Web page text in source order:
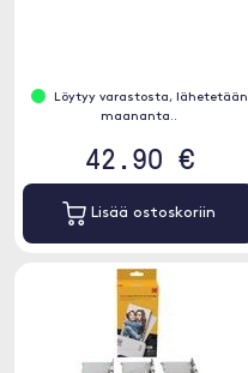
Löytyy varastosta, lähetetään
maananta..
42.90 €
Lisää ostoskoriin